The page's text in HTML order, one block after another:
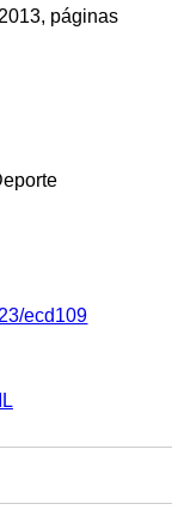
páginas
ecd109